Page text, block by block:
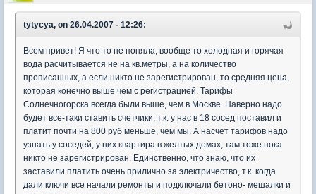
tytycya, on 26.04.2007 - 12:26:
Всем привет! Я что то не поняла, вообще то холодная и горячая
вода расчитывается не на кв.метры, а на количество
прописанных, а если никто не зарегистрирован, то средняя цена,
которая конечно выше чем с регистрацией. Тарифы
Солнечногорска всегда были выше, чем в Москве. Наверно надо
будет все-таки ставить счетчики, т.к. у нас в 18 сосед поставил и
платит почти на 800 руб меньше, чем мы. А насчет тарифов надо
узнать у соседей, у них квартира в желтых домах, там тоже пока
никто не зарегистрирован. Единственно, что знаю, что их
заставили платить очень прилично за электричество, т.к. когда
дали ключи все начали ремонты и подключали бетоно- мешалки и